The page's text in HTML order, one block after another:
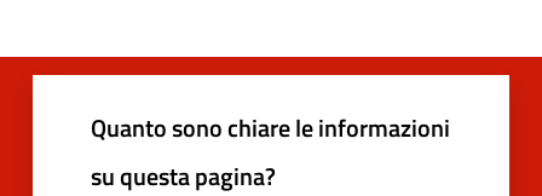
Quanto sono chiare le informazioni
su questa pagina?